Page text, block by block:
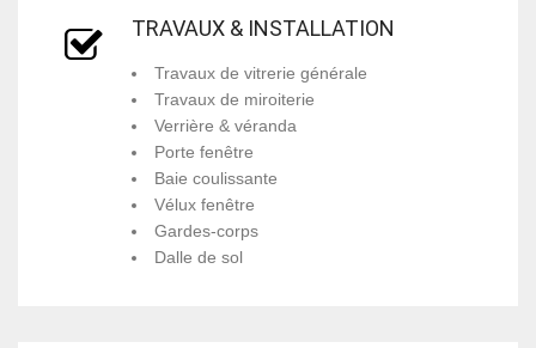
TRAVAUX & INSTALLATION
Travaux de vitrerie générale
Travaux de miroiterie
Verrière & véranda
Porte fenêtre
Baie coulissante
Vélux fenêtre
Gardes-corps
Dalle de sol